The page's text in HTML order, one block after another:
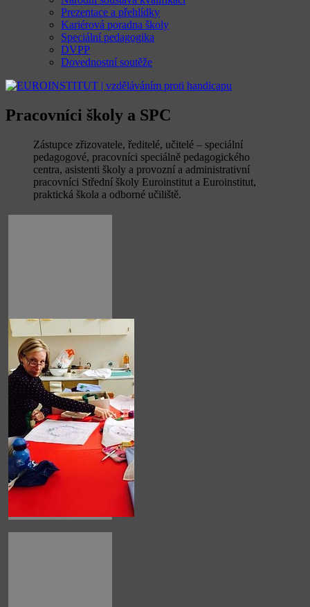
Prezentace a přehlídky
Kariérová poradna školy
Speciální pedagogika
DVPP
Dovednostní soutěže
Pracovníci školy a SPC
Zástupce zřizovatele, ředitelé, učitelé – speciální
pedagogové, pracovníci speciálně pedagogického
centra, asistenti školy a provozní a administrativní
pracovníci Střední školy Euroinstitut a Euroinstitut,
praktická škola a odborné učiliště.